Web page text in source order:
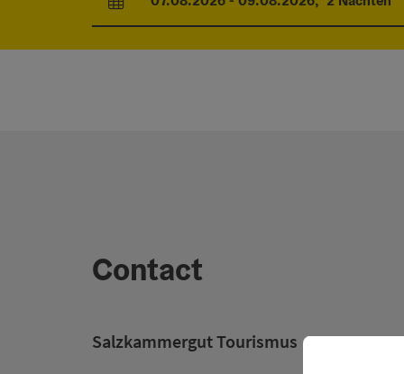
Velden voor aankomst en vertrek
Contact
Salzkammergut Tourismus